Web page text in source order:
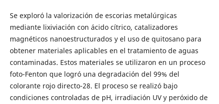
Se exploró la valorización de escorias metalúrgicas
mediante lixiviación con ácido cítrico, catalizadores
magnéticos nanoestructurados y el uso de quitosano para
obtener materiales aplicables en el tratamiento de aguas
contaminadas. Estos materiales se utilizaron en un proceso
foto-Fenton que logró una degradación del 99% del
colorante rojo directo-28. El proceso se realizó bajo
condiciones controladas de pH, irradiación UV y peróxido de